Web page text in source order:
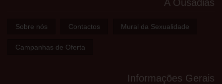
A Ousadias
Sobre nós Contactos Mural da Sexualidade
Campanhas de Oferta
Informações Gerais